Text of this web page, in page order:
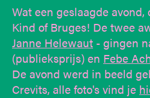
Wat een geslaagde
Kind of Bruges! De twee
Janne Helewaut - gingen
(publieksprijs) en Febe
De avond werd in beeld
Crevits, alle foto's vind je